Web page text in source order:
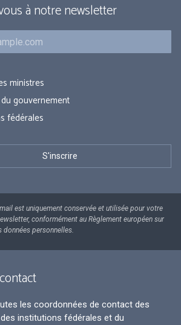
à notre newsletter
ministres
gouvernement
fédérales
est uniquement conservée et utilisée pour votre
conformément au Règlement européen sur
personnelles.
les coordonnées de contact des
institutions fédérales et du